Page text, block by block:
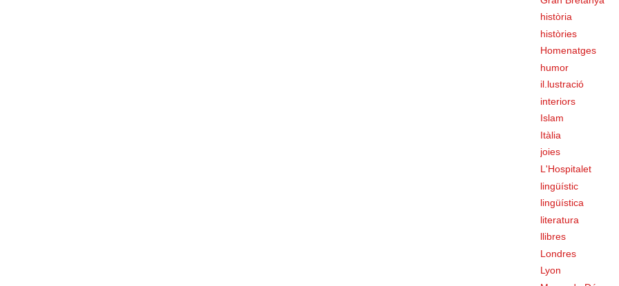
història
històries
Homenatges
humor
il.lustració
interiors
Islam
Itàlia
joies
L'Hospitalet
lingüístic
lingüística
literatura
llibres
Londres
Lyon